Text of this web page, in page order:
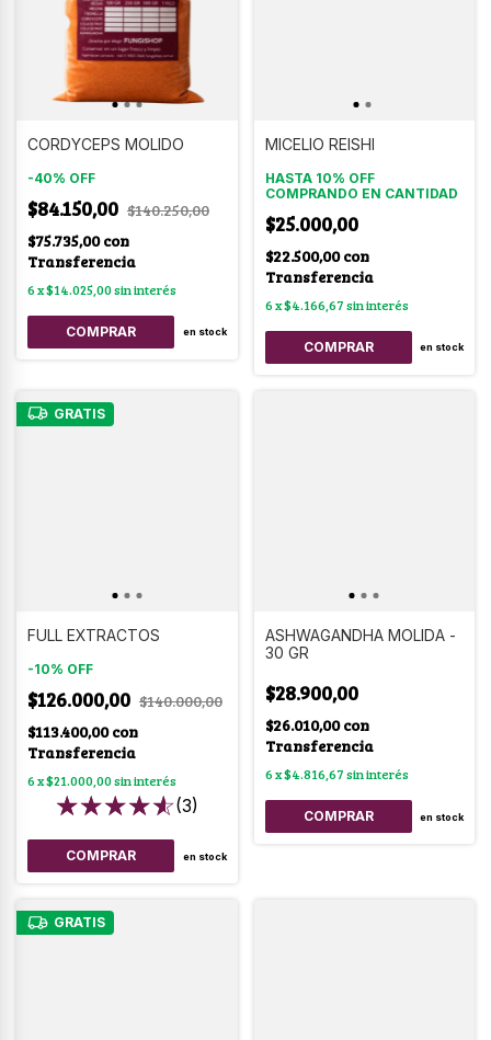
CORDYCEPS MOLIDO
-40% OFF
$84.150,00 $140.250,00
$75.735,00con
Transferencia
6x$14.025,00sin interés
COMPRAR en stock
MICELIO REISHI
HASTA 10% OFF
COMPRANDO EN CANTIDAD
$25.000,00
$22.500,00con
Transferencia
6x$4.166,67sin interés
COMPRAR en stock
GRATIS
FULL EXTRACTOS
-10% OFF
$126.000,00 $140.000,00
$113.400,00con
Transferencia
6x$21.000,00sin interés
(3)
en stock
ASHWAGANDHA MOLIDA -
30 GR
$28.900,00
$26.010,00con
Transferencia
6x$4.816,67sin interés
en stock
GRATIS